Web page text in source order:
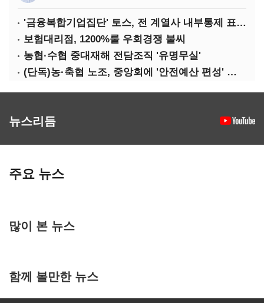
'금융복합기업집단' 토스, 전 계열사 내부통제 표준화
보험대리점, 1200%룰 우회경쟁 불씨
농협·수협 중대재해 전담조직 '유명무실'
(단독)농·축협 노조, 중앙회에 '안전예산 편성' 요구
뉴스리듬
주요 뉴스
많이 본 뉴스
함께 볼만한 뉴스